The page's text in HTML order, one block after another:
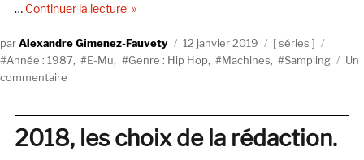
… Continuer la lecturede « Machines #5 : E-MU SP-1200, A Wop
AuteurAlexandre Gimenez-Fauvety
Publié
le
12 janvier 2019 Catégories
séries
Année : 1987
E-Mu Genre : Hip Hop Machines Sampling
Un
commentaire
:
E-
2018, les choix de la rédaction.